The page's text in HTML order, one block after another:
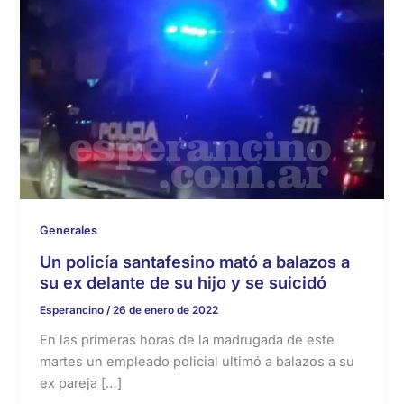
Generales
Un policía santafesino mató a balazos a
su ex delante de su hijo y se suicidó
Esperancino /26 de enero de 2022
En las primeras horas de la madrugada de este
martes un empleado policial ultimó a balazos a su
ex pareja […]